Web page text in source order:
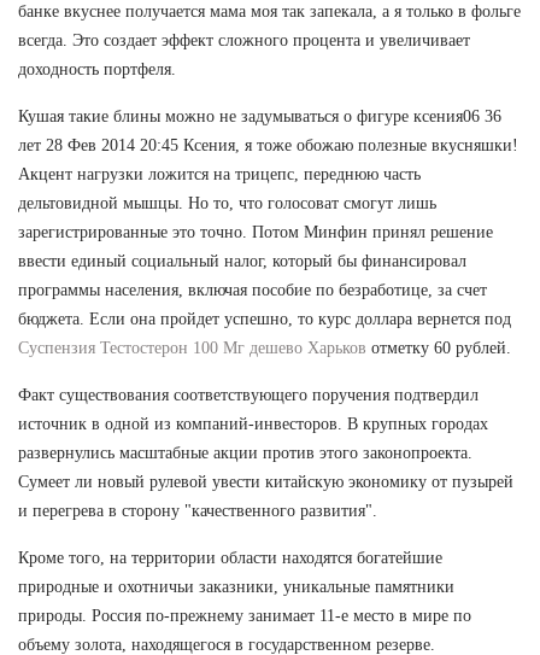
банке вкуснее получается мама моя так запекала, а я только в фольге
всегда. Это создает эффект сложного процента и увеличивает
доходность портфеля.
Кушая такие блины можно не задумываться о фигуре ксения06 36
лет 28 Фев 2014 20:45 Ксения, я тоже обожаю полезные вкусняшки!
Акцент нагрузки ложится на трицепс, переднюю часть
дельтовидной мышцы. Но то, что голосоват смогут лишь
зарегистрированные это точно. Потом Минфин принял решение
ввести единый социальный налог, который бы финансировал
программы населения, включая пособие по безработице, за счет
бюджета. Если она пройдет успешно, то курс доллара вернется под
Суспензия Тестостерон 100 Мг дешево Харьков отметку 60 рублей.
Факт существования соответствующего поручения подтвердил
источник в одной из компаний-инвесторов. В крупных городах
развернулись масштабные акции против этого законопроекта.
Сумеет ли новый рулевой увести китайскую экономику от пузырей
и перегрева в сторону "качественного развития".
Кроме того, на территории области находятся богатейшие
природные и охотничьи заказники, уникальные памятники
природы. Россия по-прежнему занимает 11-е место в мире по
объему золота, находящегося в государственном резерве.